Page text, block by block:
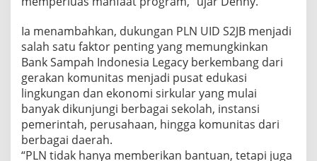
Ia menambahkan, dukungan PLN UID S2JB menjadi
salah satu faktor penting yang memungkinkan
Bank Sampah Indonesia Legacy berkembang dari
gerakan komunitas menjadi pusat edukasi
lingkungan dan ekonomi sirkular yang mulai
banyak dikunjungi berbagai sekolah, instansi
pemerintah, perusahaan, hingga komunitas dari
berbagai daerah.
“PLN tidak hanya memberikan bantuan, tetapi juga